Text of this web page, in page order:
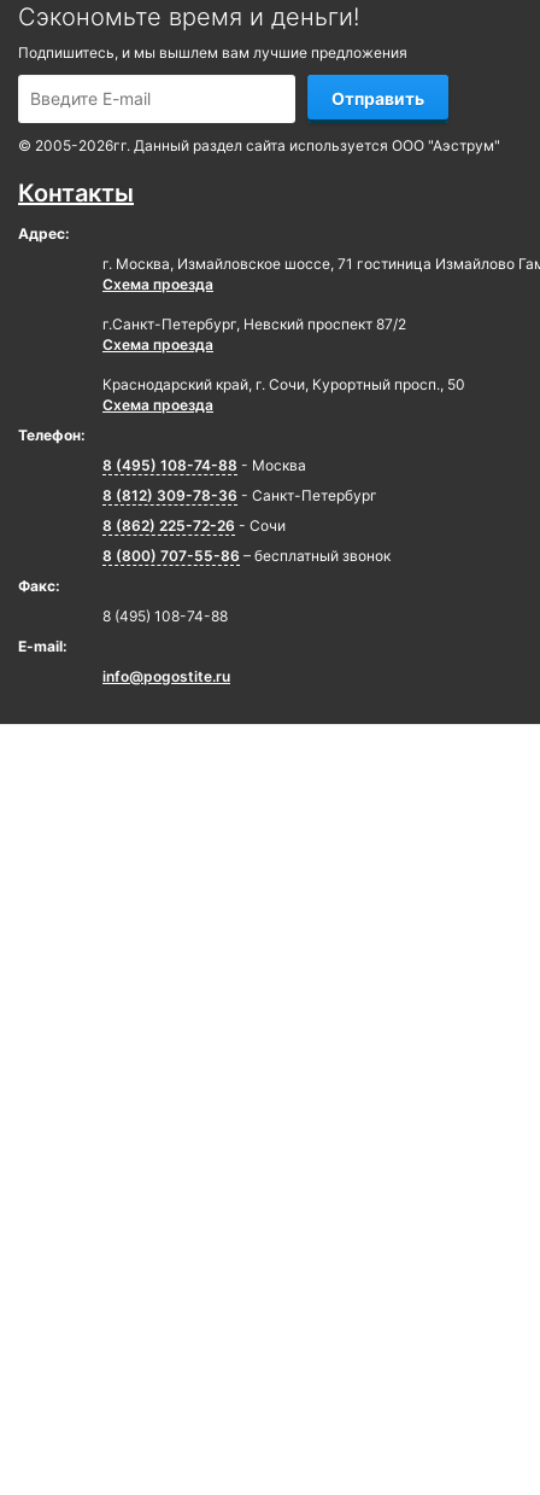
Сэкономьте время и деньги!
Подпишитесь, и мы вышлем вам лучшие предложения
Отправить
© 2005-2026гг. Данный раздел сайта используется ООО "Аэструм"
Контакты
Адрес:
г. Москва, Измайловское шоссе, 71 гостиница Измайлово
Схема проезда
г.Санкт-Петербург, Невский проспект 87/2
Схема проезда
Краснодарский край, г. Сочи, Курортный просп., 50
Схема проезда
Телефон:
8 (495) 108-74-88 - Москва
8 (812) 309-78-36 - Санкт-Петербург
8 (862) 225-72-26 - Сочи
8 (800) 707-55-86 – бесплатный звонок
Факс:
8 (495) 108-74-88
E-mail:
info@pogostite.ru